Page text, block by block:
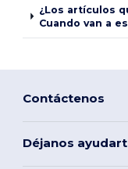
¿Los artículos
Cuando van a
Contáctenos
Déjanos